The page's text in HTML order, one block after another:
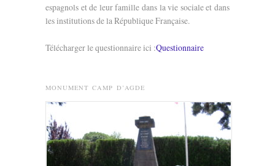
espagnols et de leur famille dans la vie sociale et dans
les institutions de la République Française.
Télécharger le questionnaire ici :Questionnaire
MONUMENT CAMP D’AGDE